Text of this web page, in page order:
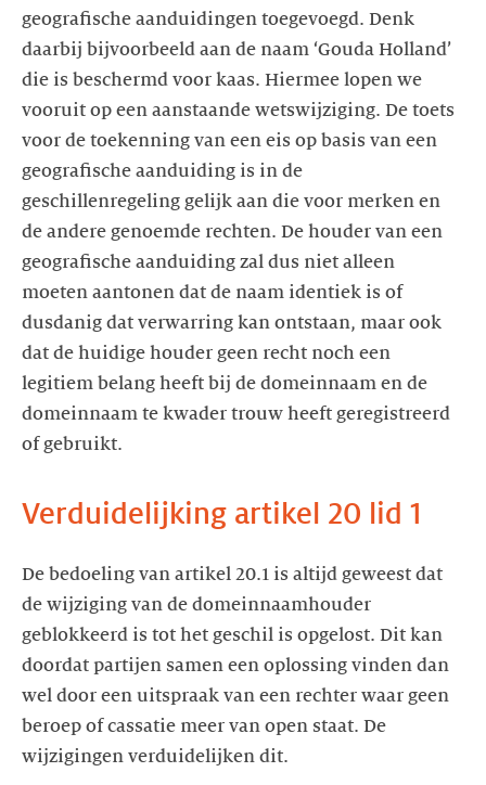
geografische aanduidingen toegevoegd. Denk
daarbij bijvoorbeeld aan de naam ‘Gouda Holland’
die is beschermd voor kaas. Hiermee lopen we
vooruit op een aanstaande wetswijziging. De toets
voor de toekenning van een eis op basis van een
geografische aanduiding is in de
geschillenregeling gelijk aan die voor merken en
de andere genoemde rechten. De houder van een
geografische aanduiding zal dus niet alleen
moeten aantonen dat de naam identiek is of
dusdanig dat verwarring kan ontstaan, maar ook
dat de huidige houder geen recht noch een
legitiem belang heeft bij de domeinnaam en de
domeinnaam te kwader trouw heeft geregistreerd
of gebruikt.
Verduidelijking artikel 20 lid 1
De bedoeling van artikel 20.1 is altijd geweest dat
de wijziging van de domeinnaamhouder
geblokkeerd is tot het geschil is opgelost. Dit kan
doordat partijen samen een oplossing vinden dan
wel door een uitspraak van een rechter waar geen
beroep of cassatie meer van open staat. De
wijzigingen verduidelijken dit.